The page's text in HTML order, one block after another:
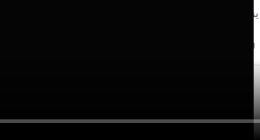
هستم، کنشگر حقوق تورکمن